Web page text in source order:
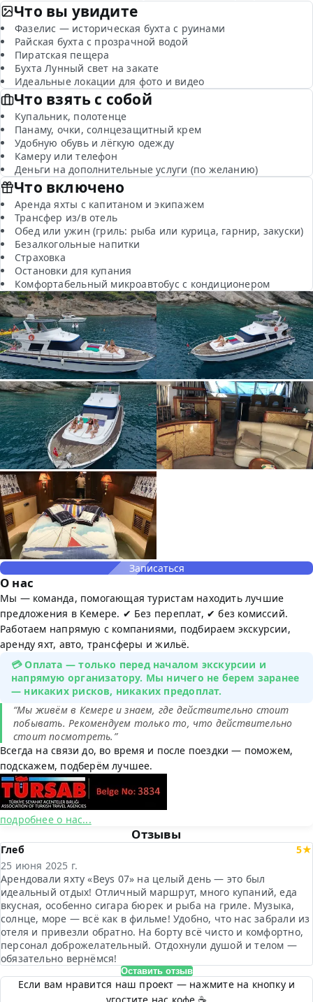
Что вы увидите
Фазелис — историческая бухта с руинами
Райская бухта с прозрачной водой
Пиратская пещера
Бухта Лунный свет на закате
Идеальные локации для фото и видео
Что взять с собой
Купальник, полотенце
Панаму, очки, солнцезащитный крем
Удобную обувь и лёгкую одежду
Камеру или телефон
Деньги на дополнительные услуги (по желанию)
Что включено
Аренда яхты с капитаном и экипажем
Трансфер из/в отель
Обед или ужин (гриль: рыба или курица, гарнир, закуски)
Безалкогольные напитки
Страховка
Остановки для купания
Комфортабельный микроавтобус с кондиционером
Записаться
О нас
Мы — команда, помогающая туристам находить лучшие
предложения в Кемере. ✔ Без переплат, ✔ без комиссий.
Работаем напрямую с компаниями, подбираем экскурсии,
аренду яхт, авто, трансферы и жильё.
💳 Оплата — только перед началом экскурсии и
напрямую организатору. Мы ничего не берем заранее
— никаких рисков, никаких предоплат.
“Мы живём в Кемере и знаем, где действительно стоит
побывать. Рекомендуем только то, что действительно
стоит посмотреть.”
Всегда на связи до, во время и после поездки — поможем,
подскажем, подберём лучшее.
подробнее о нас...
Отзывы
Глеб
5★
25 июня 2025 г.
Арендовали яхту «Beys 07» на целый день — это был
идеальный отдых! Отличный маршрут, много купаний, еда
вкусная, особенно сигара бюрек и рыба на гриле. Музыка,
солнце, море — всё как в фильме! Удобно, что нас забрали из
отеля и привезли обратно. На борту всё чисто и комфортно,
персонал доброжелательный. Отдохнули душой и телом —
обязательно вернёмся!
Оставить отзыв
Если вам нравится наш проект — нажмите на кнопку и